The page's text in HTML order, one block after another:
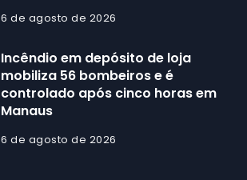
6 de agosto de 2026
Incêndio em depósito de loja
mobiliza 56 bombeiros e é
controlado após cinco horas em
Manaus
6 de agosto de 2026